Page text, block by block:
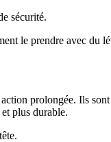
sécurité.
le prendre avec du
prolongée. Ils
plus durable.